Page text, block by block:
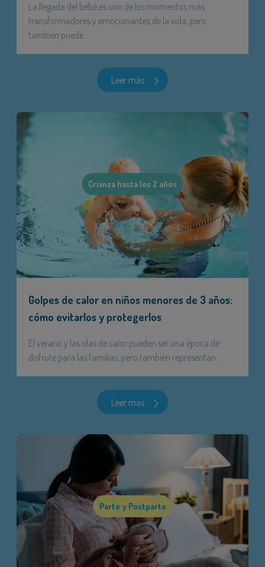
La llegada del bebé es uno de los momentos más
transformadores y emocionantes de la vida, pero
también puede...
Leer más
Golpes de calor en niños menores de 3 años:
cómo evitarlos y protegerlos
Crianza hasta los 2 años
El verano y las olas de calor pueden ser una época de
disfrute para las familias, pero también representan...
Leer más
Parto y Postparto